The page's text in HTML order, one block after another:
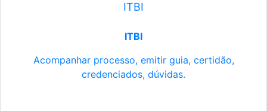
ITBI
ITBI
Acompanhar processo, emitir guia, certidão,
credenciados, dúvidas.